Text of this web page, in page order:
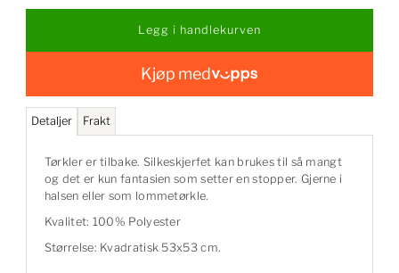
Kjøp med
Detaljer Frakt
Tørkler er tilbake. Silkeskjerfet kan brukes til så mangt
og det er kun fantasien som setter en stopper. Gjerne i
halsen eller som lommetørkle.
Kvalitet: 100% Polyester
Størrelse: Kvadratisk 53x53 cm.